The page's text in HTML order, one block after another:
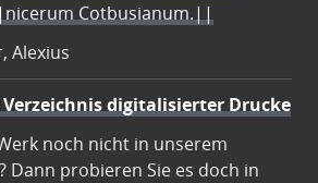
Cotbusianum.||
Alexius
Verzeichnis digitalisierter Drucke
noch nicht in unserem
Dann probieren Sie es doch in